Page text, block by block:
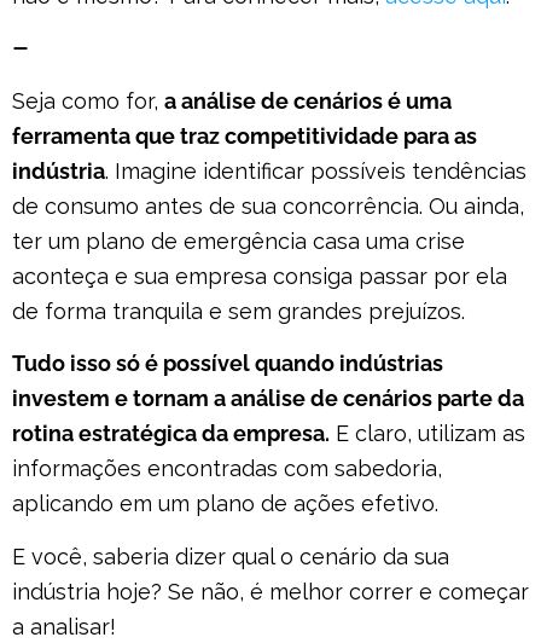
–
Seja como for, a análise de cenários é uma
ferramenta que traz competitividade para as
indústria. Imagine identificar possíveis tendências
de consumo antes de sua concorrência. Ou ainda,
ter um plano de emergência casa uma crise
aconteça e sua empresa consiga passar por ela
de forma tranquila e sem grandes prejuízos.
Tudo isso só é possível quando indústrias
investem e tornam a análise de cenários parte da
rotina estratégica da empresa. E claro, utilizam as
informações encontradas com sabedoria,
aplicando em um plano de ações efetivo.
E você, saberia dizer qual o cenário da sua
indústria hoje? Se não, é melhor correr e começar
a analisar!